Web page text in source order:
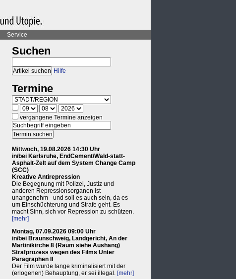
Service
Suchen
Hilfe
Termine
vergangene Termine anzeigen
Mittwoch, 19.08.2026 14:30 Uhr
in/bei Karlsruhe, EndCement/Wald-statt-
Asphalt-Zelt auf dem System Change Camp
(SCC)
Kreative Antirepression
Die Begegnung mit Polizei, Justiz und
anderen Repressionsorganen ist
unangenehm - und soll es auch sein, da es
um Einschüchterung und Strafe geht. Es
macht Sinn, sich vor Repression zu schützen.
[mehr]
Montag, 07.09.2026 09:00 Uhr
in/bei Braunschweig, Landgericht, An der
Martinikirche 8 (Raum siehe Aushang)
Strafprozess wegen des Films Unter
Paragraphen II
Der Film wurde lange kriminalisiert mit der
(erlogenen) Behauptung, er sei illegal. [mehr]